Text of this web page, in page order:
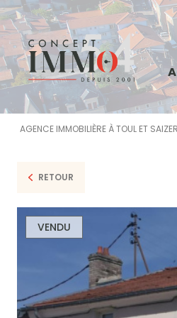
AGENCE IMMOBILIÈRE À TOUL ET
RETOUR
VENDU